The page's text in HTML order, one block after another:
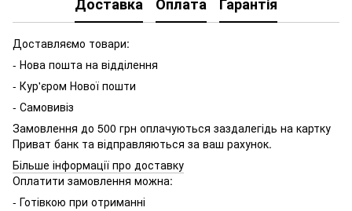
Доставляємо товари:
- Нова пошта на відділення
- Кур'єром Нової пошти
- Самовивіз
Замовлення до 500 грн оплачуються заздалегідь на картку
Приват банк та відправляються за ваш рахунок.
Більше інформації про доставку
Оплатити замовлення можна:
- Готівкою при отриманні